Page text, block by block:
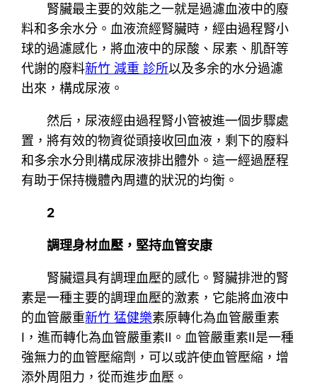
腎臟最主要的效能之一就是過濾血液中的廢
料和多余水分。血液流經腎臟時，經由過程腎小
球的過濾感化，將血液中的尿酸、尿素、肌酐等
代謝的廢料新竹 減重 診所以及多余的水分過濾
出來，構成尿液。
然后，尿液經由過程腎小管被進一個步驟處
置，將有效的物資從頭接收回血液，剩下的廢料
和多余水分則構成尿液排出體外。這一經過歷程
有助于保持機體內周遭的狀況的均衡。
2
調理身材血壓，堅持血管安康
腎臟還具有調理血壓的感化。腎臟排泄的腎
素是一種主要的調理血壓的激素，它能將血液中
的血管嚴重新竹 猛健樂素原轉化為血管嚴重素
Ⅰ，進而轉化為血管嚴重素Ⅱ。血管嚴重素Ⅱ是一種
強無力的血管壓縮劑，可以或許使血管壓縮，增
添外周阻力，從而進步血壓。